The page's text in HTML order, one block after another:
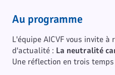
Au programme
L'équipe AICVF vous invite
d'actualité : La neutralité
Une réflection en trois temps